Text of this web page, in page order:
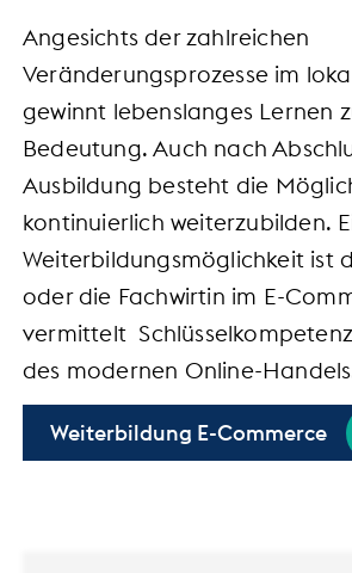
Angesichts der zahlreichen
Veränderungsprozesse im
gewinnt lebenslanges Lernen
Bedeutung. Auch nach
Ausbildung besteht die
kontinuierlich weiterzubilden.
Weiterbildungsmöglichkeit ist
oder die Fachwirtin im E-
vermittelt
des modernen Online-
Weiterbildung E-Commerce